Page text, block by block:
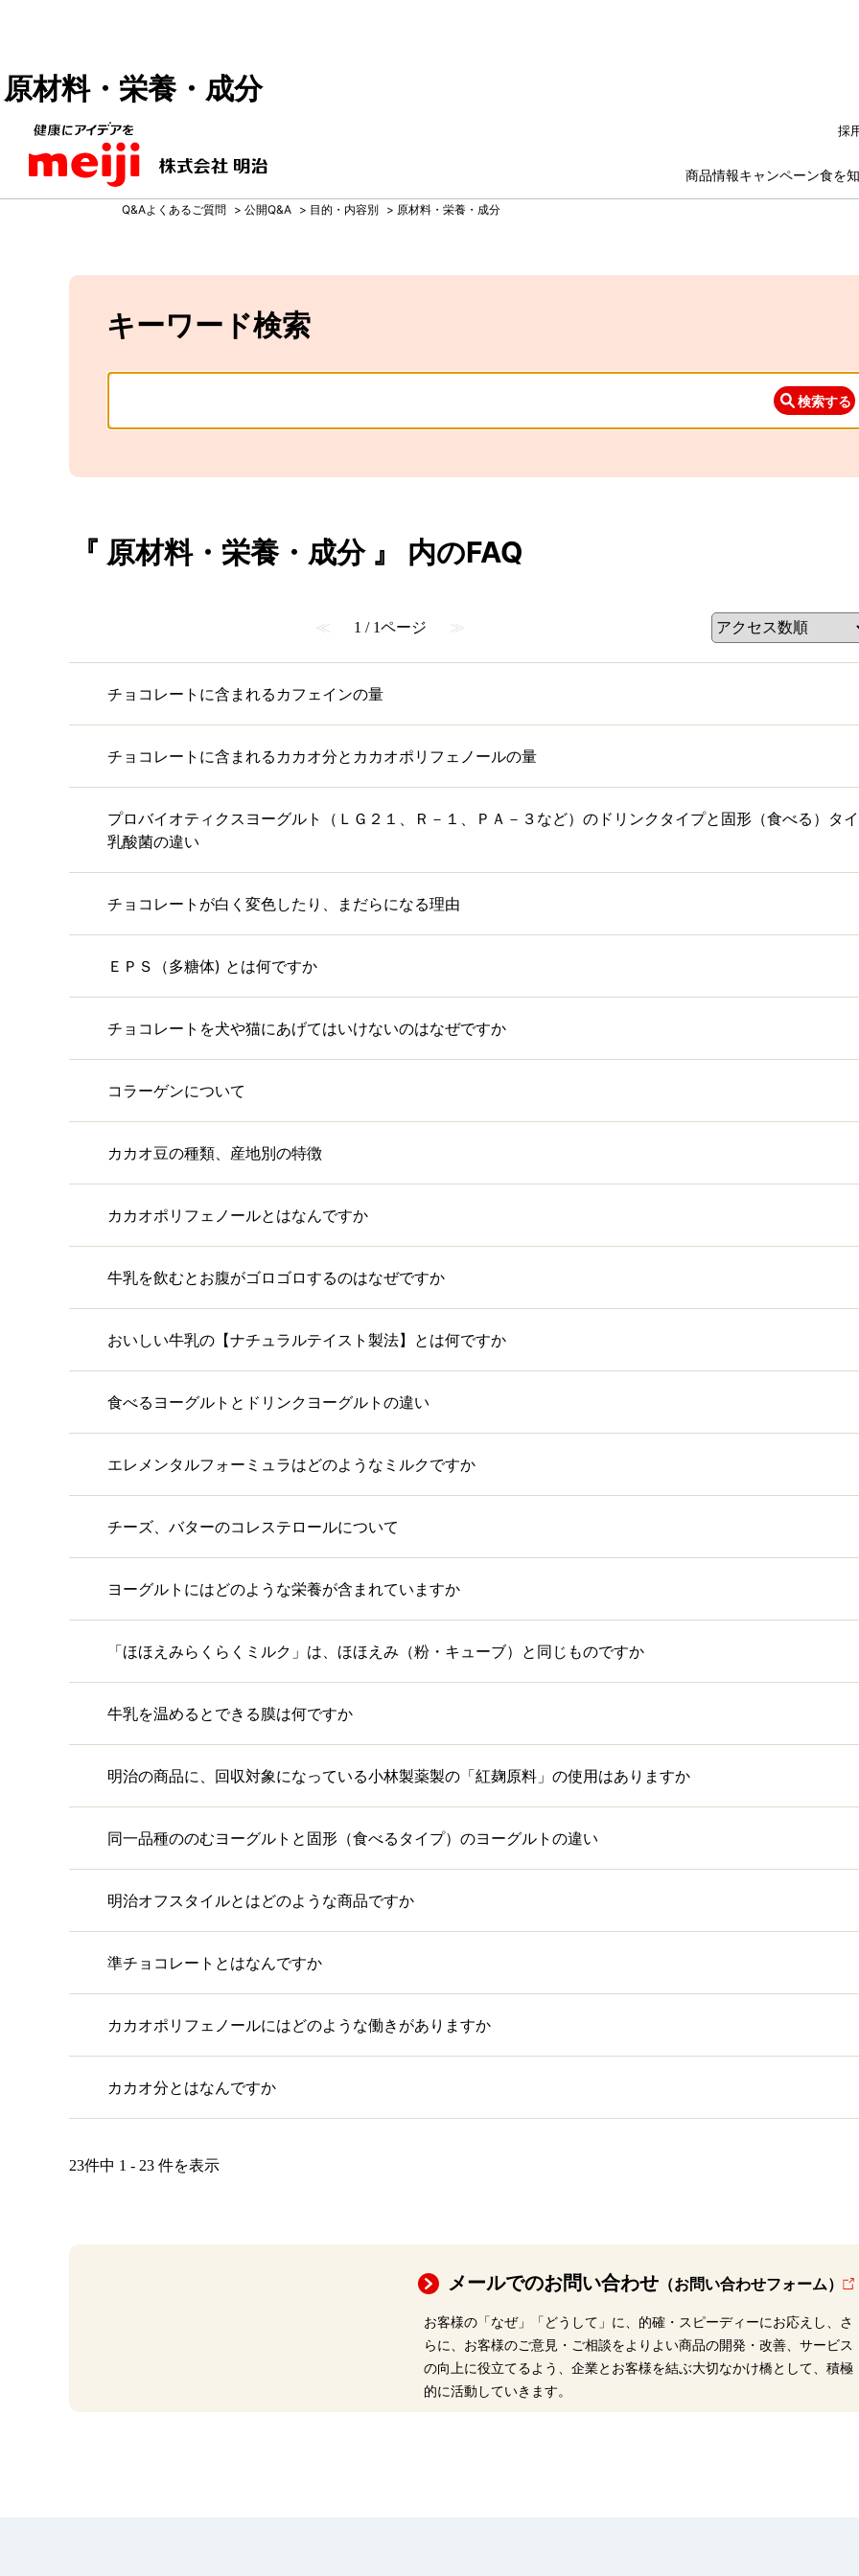
原材料・栄養・成分
商品情報キャンペーン食を
採
Q&Aよくあるご質問 > 公開Q&A > 目的・内容別 > 原材料・栄養・成分
キーワード検索
『 原材料・栄養・成分 』 内のFAQ
≪ 1 / 1ページ ≫
チョコレートに含まれるカフェインの量
チョコレートに含まれるカカオ分とカカオポリフェノールの量
プロバイオティクスヨーグルト（ＬＧ２１、Ｒ－１、ＰＡ－３など）のドリンクタイプと固形（食べる）タ
乳酸菌の違い
チョコレートが白く変色したり、まだらになる理由
ＥＰＳ（多糖体) とは何ですか
チョコレートを犬や猫にあげてはいけないのはなぜですか
コラーゲンについて
カカオ豆の種類、産地別の特徴
カカオポリフェノールとはなんですか
牛乳を飲むとお腹がゴロゴロするのはなぜですか
おいしい牛乳の【ナチュラルテイスト製法】とは何ですか
食べるヨーグルトとドリンクヨーグルトの違い
エレメンタルフォーミュラはどのようなミルクですか
チーズ、バターのコレステロールについて
ヨーグルトにはどのような栄養が含まれていますか
「ほほえみらくらくミルク」は、ほほえみ（粉・キューブ）と同じものですか
牛乳を温めるとできる膜は何ですか
明治の商品に、回収対象になっている小林製薬製の「紅麹原料」の使用はありますか
同一品種ののむヨーグルトと固形（食べるタイプ）のヨーグルトの違い
明治オフスタイルとはどのような商品ですか
準チョコレートとはなんですか
カカオポリフェノールにはどのような働きがありますか
カカオ分とはなんですか
23件中 1 - 23 件を表示
メールでのお問い合わせ（お問い合わせフォーム）
お客様の「なぜ」「どうして」に、的確・スピーディーにお応えし、さ
らに、お客様のご意見・ご相談をよりよい商品の開発・改善、サービス
の向上に役立てるよう、企業とお客様を結ぶ大切なかけ橋として、積極
的に活動していきます。